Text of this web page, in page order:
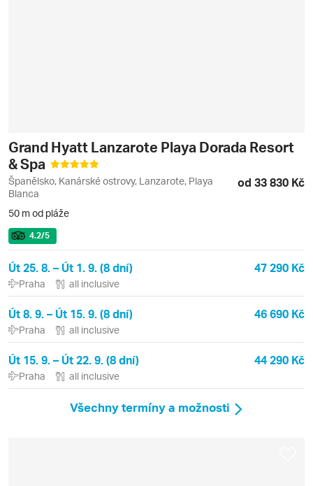
Grand Hyatt Lanzarote Playa Dorada Resort
& Spa
Španělsko, Kanárské ostrovy, Lanzarote, Playa
Blanca
od 33 830 Kč
50 m od pláže
4.2/5
Út 25. 8. – Út 1. 9. (8 dní) 47 290 Kč
Praha all inclusive
Út 8. 9. – Út 15. 9. (8 dní) 46 690 Kč
Praha all inclusive
Út 15. 9. – Út 22. 9. (8 dní) 44 290 Kč
Praha all inclusive
Všechny termíny a možnosti